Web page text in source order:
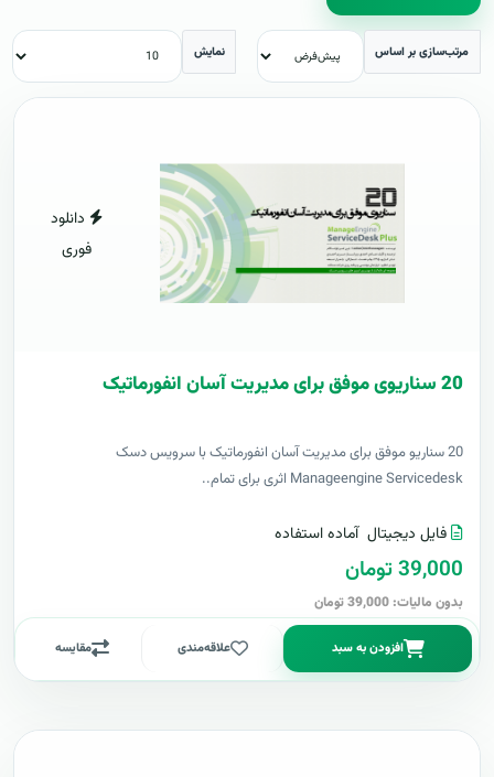
مرتب‌سازی بر اساس نمایش
دانلود
فوری
20 سناریوی موفق برای مدیریت آسان انفورماتیک
20 سناریو موفق برای مدیریت آسان انفورماتیک با سرویس دسک
Manageengine Servicedesk اثری برای تمام..
فایل دیجیتال آماده استفاده
39,000 تومان
بدون مالیات: 39,000 تومان
افزودن به سبد علاقه‌مندی مقایسه